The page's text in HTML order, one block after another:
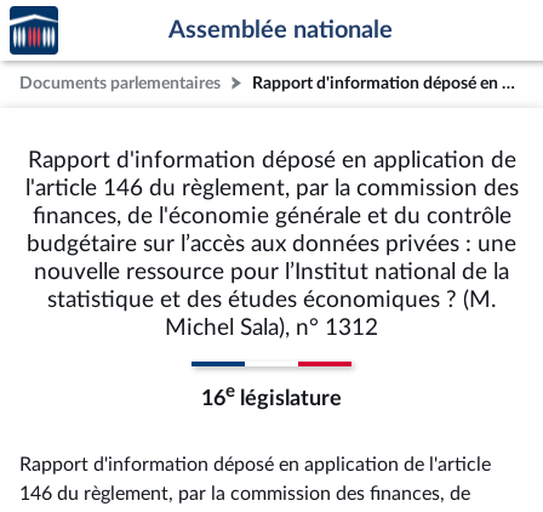
Aller au contenu
Aller en bas de la page
Accèder
à la
page
d'accueil
Assemblée nationale
Documents parlementaires Rapport d'information déposé en application de l'article 146 du règlement, par la commission des finances, de l'économie générale et du contrôle budgétaire sur l’accès aux données privées : une nouvelle ressource pour l’Institut national de la statistique et des études économiques ? (M. Michel Sala), n° 1312
Rapport d'information déposé en application de
l'article 146 du règlement, par la commission des
finances, de l'économie générale et du contrôle
budgétaire sur l’accès aux données privées : une
nouvelle ressource pour l’Institut national de la
statistique et des études économiques ? (M.
Michel Sala), n° 1312
16e législature
Rapport d'information déposé en application de l'article
146 du règlement, par la commission des finances, de